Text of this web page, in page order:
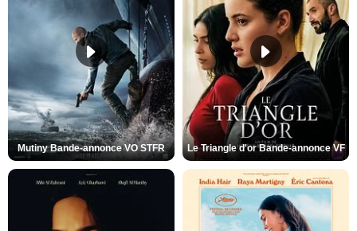
Mutiny Bande-annonce VO STFR Le Triangle d'or Bande-annonce VF